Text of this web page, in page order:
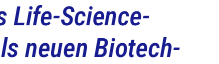
Life-Science-
neuen Biotech-